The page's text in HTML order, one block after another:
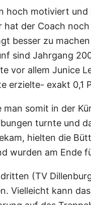
hoch motiviert
der Coach
besser zu
sind Jahrgang
vor allem Junice
erzielte- exakt 0,1
somit in der
turnte und
hielten die
wurden am Ende
(TV
Vielleicht kann